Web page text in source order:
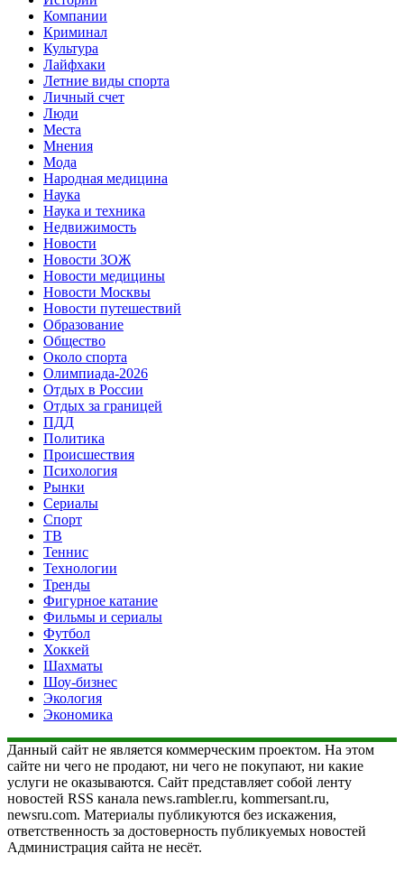
Компании
Криминал
Культура
Лайфхаки
Летние виды спорта
Личный счет
Люди
Места
Мнения
Мода
Народная медицина
Наука
Наука и техника
Недвижимость
Новости
Новости ЗОЖ
Новости медицины
Новости Москвы
Новости путешествий
Образование
Общество
Около спорта
Олимпиада-2026
Отдых в России
Отдых за границей
ПДД
Политика
Происшествия
Психология
Рынки
Сериалы
Спорт
ТВ
Теннис
Технологии
Тренды
Фигурное катание
Фильмы и сериалы
Футбол
Хоккей
Шахматы
Шоу-бизнес
Экология
Экономика
Данный сайт не является коммерческим проектом. На этом
сайте ни чего не продают, ни чего не покупают, ни какие
услуги не оказываются. Сайт представляет собой ленту
новостей RSS канала news.rambler.ru, kommersant.ru,
newsru.com. Материалы публикуются без искажения,
ответственность за достоверность публикуемых новостей
Администрация сайта не несёт.